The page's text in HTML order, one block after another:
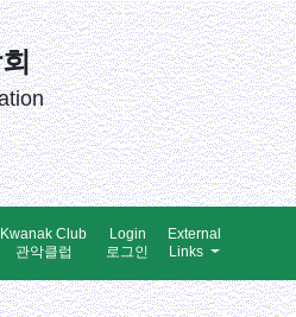
Kwanak Club
관악클럽
Login
로그인
External
Links